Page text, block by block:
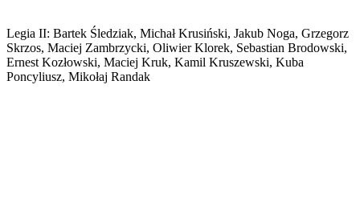
Legia II: Bartek Śledziak, Michał Krusiński, Jakub Noga, Grzegorz
Skrzos, Maciej Zambrzycki, Oliwier Klorek, Sebastian Brodowski,
Ernest Kozłowski, Maciej Kruk, Kamil Kruszewski, Kuba
Poncyliusz, Mikołaj Randak